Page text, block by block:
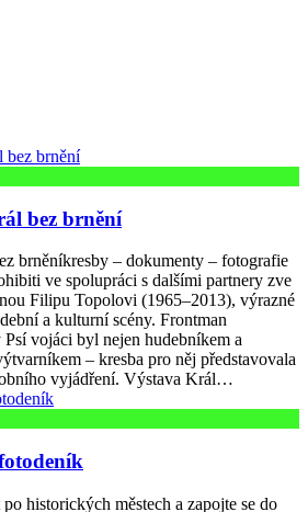
bez brnění
brněníkresby – dokumenty – fotografie
ve spolupráci s dalšími partnery zve
Filipu Topolovi (1965–2013), výrazné
a kulturní scény. Frontman
vojáci byl nejen hudebníkem a
– kresba pro něj představovala
vyjádření. Výstava Král…
historických městech a zapojte se do